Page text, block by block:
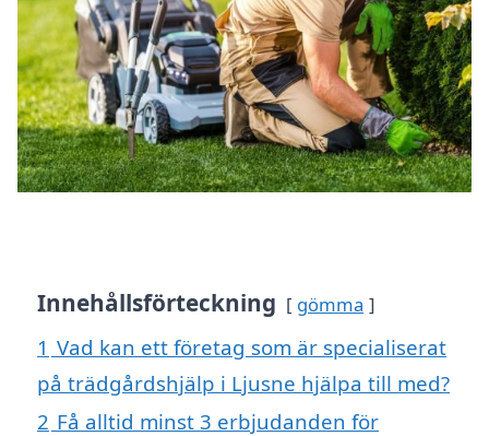
Innehållsförteckning gömma
1 Vad kan ett företag som är specialiserat
på trädgårdshjälp i Ljusne hjälpa till med?
2 Få alltid minst 3 erbjudanden för